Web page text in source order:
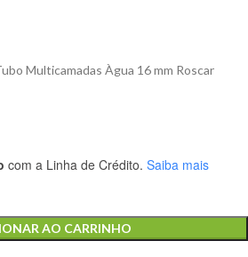
Multicamadas Àgua 16 mm Roscar
com a Linha de Crédito. Saiba mais
AO CARRINHO